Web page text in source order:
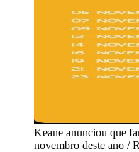
Keane anunciou que
novembro deste ano /